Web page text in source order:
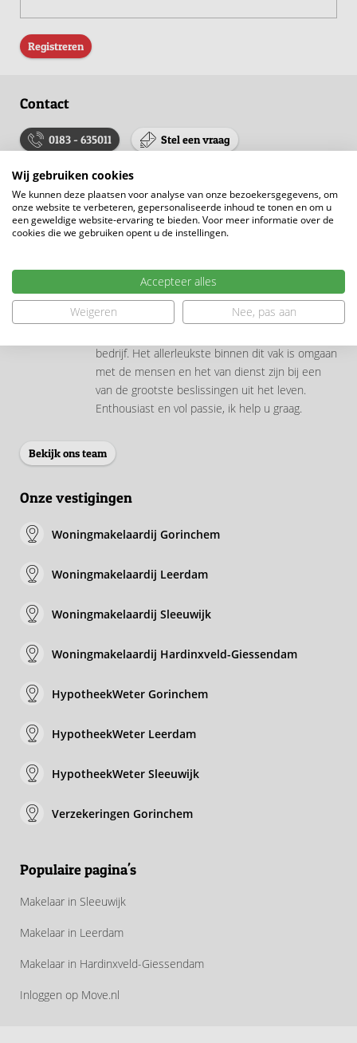
Registreren
Contact
0183 - 635011 Stel een vraag
Onze makelaars
Pieter van der Brugge
VastgoedCert Wonen (RMT)
Register-Taxateur Bedrijfsmatig (RT)
Vanaf mijn 18e ben ik al actief binnen de
bedrijf. Het allerleukste binnen dit vak is omgaan
met de mensen en het van dienst zijn bij een
van de grootste beslissingen uit het leven.
Enthousiast en vol passie, ik help u graag.
Bekijk ons team
Onze vestigingen
Woningmakelaardij Gorinchem
Woningmakelaardij Leerdam
Woningmakelaardij Sleeuwijk
Woningmakelaardij Hardinxveld-Giessendam
HypotheekWeter Gorinchem
HypotheekWeter Leerdam
HypotheekWeter Sleeuwijk
Verzekeringen Gorinchem
Populaire pagina's
Makelaar in Sleeuwijk
Makelaar in Leerdam
Makelaar in Hardinxveld-Giessendam
Inloggen op Move.nl
Wij gebruiken cookies
We kunnen deze plaatsen voor analyse van onze bezoekersgegevens, om
onze website te verbeteren, gepersonaliseerde inhoud te tonen en om u
een geweldige website-ervaring te bieden. Voor meer informatie over de
cookies die we gebruiken opent u de instellingen.
Accepteer alles
Weigeren
Nee, pas aan